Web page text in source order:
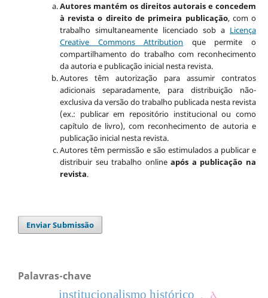
Autores mantém os direitos autorais e concedem
à revista o direito de primeira publicação, com o
trabalho simultaneamente licenciado sob a Licença
Creative Commons Attribution que permite o
compartilhamento do trabalho com reconhecimento
da autoria e publicação inicial nesta revista.
Autores têm autorização para assumir contratos
adicionais separadamente, para distribuição não-
exclusiva da versão do trabalho publicada nesta revista
(ex.: publicar em repositório institucional ou como
capítulo de livro), com reconhecimento de autoria e
publicação inicial nesta revista.
Autores têm permissão e são estimulados a publicar e
distribuir seu trabalho onlineapós a publicação na
revista.
Enviar Submissão
Palavras-chave
institucionalismo histórico